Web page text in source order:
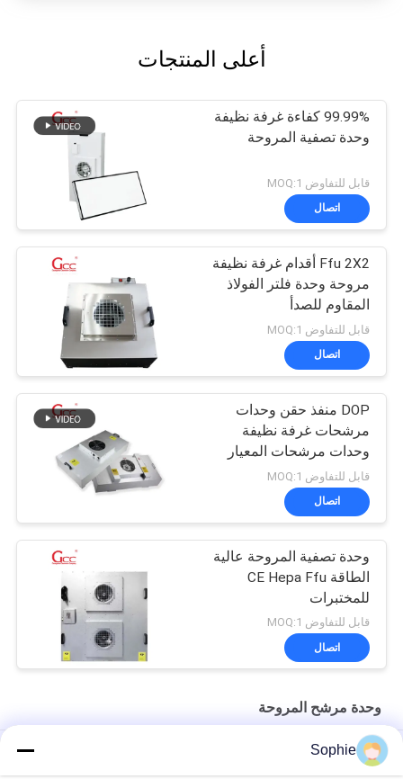
أعلى المنتجات
99.99% كفاءة غرفة نظيفة
وحدة تصفية المروحة
قابل للتفاوض MOQ:1
اتصال
Ffu 2X2 أقدام غرفة نظيفة
مروحة وحدة فلتر الفولاذ
المقاوم للصدأ
قابل للتفاوض MOQ:1
اتصال
DOP منفذ حقن وحدات
مرشحات غرفة نظيفة
وحدات مرشحات المعيار
CE
قابل للتفاوض MOQ:1
اتصال
وحدة تصفية المروحة عالية
الطاقة CE Hepa Ffu
للمختبرات
قابل للتفاوض MOQ:1
اتصال
وحدة مرشح المروحة
وحدة تصفية مروحة غرفة نظيفة 100 واط من مرحلتين مع تصفية هيبا
Sophie